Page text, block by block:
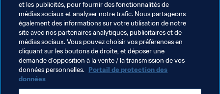
Retrouvez l’intégralité du discours prononcé au sommet
du G20 ici.
Documents Connexes
Thèmes en lien
et les publicités, pour fournir des fonctionnalités de
médias sociaux et analyser notre trafic. Nous partageons
également des informations sur votre utilisation de notre
site avec nos partenaires analytiques, publicitaires et de
médias sociaux. Vous pouvez choisir vos préférences en
cliquant sur les boutons de droite, et déposer une
demande d’opposition à la vente / la transmission de vos
données personnelles. Portail de protection des
données